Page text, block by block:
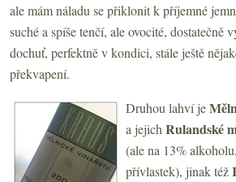
ale mám náladu se přiklonit k příjemné
suché a spíše tenčí, ale ovocité, dostatečně
dochuť, perfektně v kondici, stále ještě
překvapení.
Druhou lahví je
a jejich Rulandské
(ale na 13%
přívlastek), jinak též